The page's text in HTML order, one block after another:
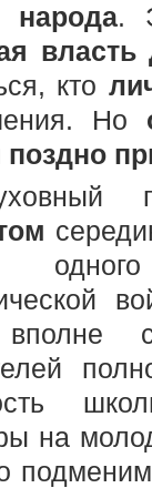
народа.
кто
Но
поздно
на